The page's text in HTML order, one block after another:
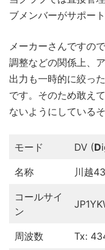
ブメンバーがサポー
メーカーさんですの
調整などの関係上、
出力も一時的に絞っ
です。そのため敢え
ないようにしているそ
モード DV (D
名称 川越
コールサイ
ン
周波数 Tx: